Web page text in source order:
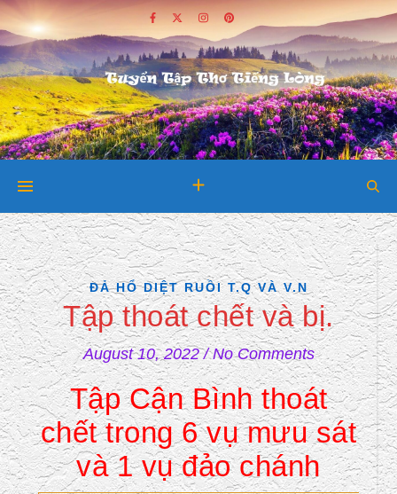
ĐẢ HỔ DIỆT RUỒI T.Q VÀ V.N
Tập thoát chết và bị.
August 10, 2022 / No Comments
Tập Cận Bình thoát
chết trong 6 vụ mưu sát
và 1 vụ đảo chánh